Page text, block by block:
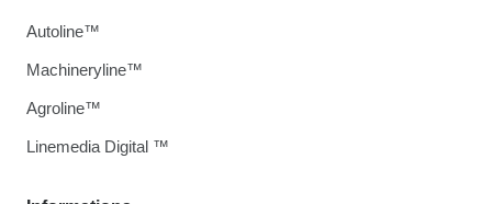
Autoline™
Machineryline™
Agroline™
Linemedia Digital ™